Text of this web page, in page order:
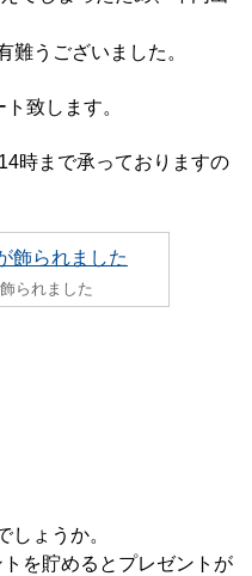
難うございました。
致します。
時まで承っておりますの
られました
しょうか。
を貯めるとプレゼントが